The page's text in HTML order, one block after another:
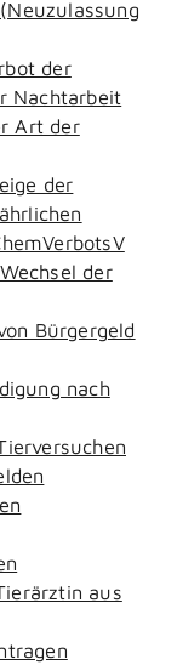
der
Nachtarbeit
Art der
der
der
Bürgergeld
nach
aus